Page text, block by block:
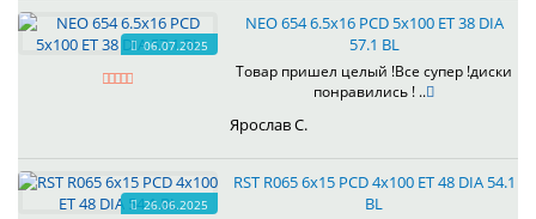
06.07.2025
NEO 654 6.5x16 PCD 5x100 ET 38 DIA
57.1 BL
Товар пришел целый !Все супер !диски
понравились ! ..
Ярослав С.
26.06.2025
RST R065 6x15 PCD 4x100 ET 48 DIA 54.1
BL